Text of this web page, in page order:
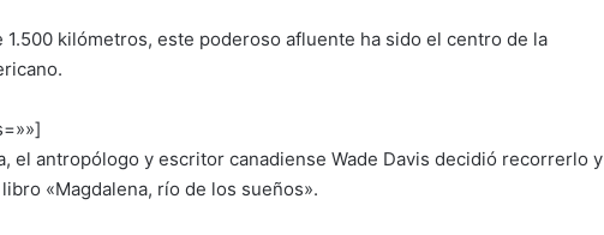
1.500 kilómetros, este poderoso afluente ha sido el centro de la
el antropólogo y escritor canadiense Wade Davis decidió recorrerlo y
«Magdalena, río de los sueños».